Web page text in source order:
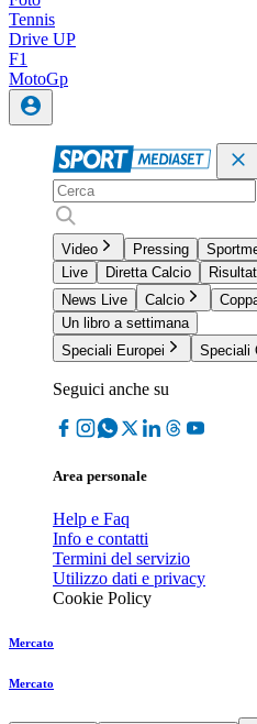
Tennis
Drive UP
F1
MotoGp
Video Pressing
Live
Diretta Calcio
News Live
Calcio
Un libro a settimana
Speciali Europei
Speciali
Seguici anche su
Area personale
Help e Faq
Info e contatti
Termini del servizio
Utilizzo dati e privacy
Cookie Policy
Mercato
Mercato